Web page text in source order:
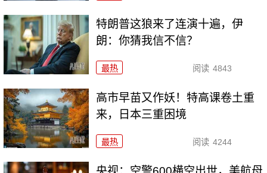
特朗普这狼来了连演十遍，伊
朗：你猜我信不信？
最热 阅读 4843
高市早苗又作妖！特高课卷土重
来，日本三重困境
最热 阅读 4244